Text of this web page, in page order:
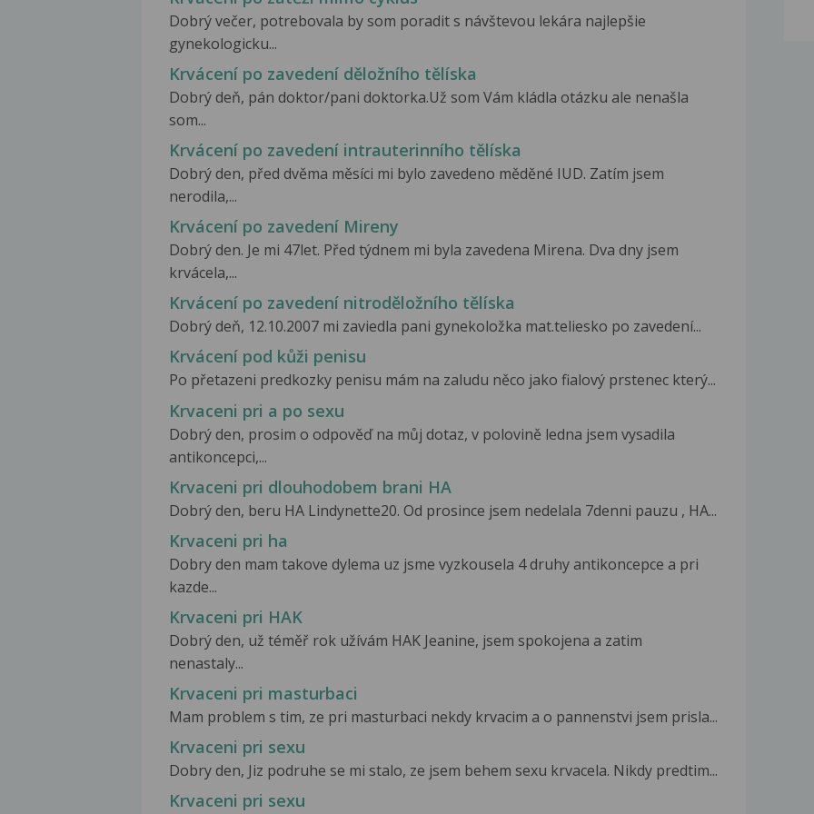
Dobrý večer, potrebovala by som poradit s návštevou lekára najlepšie
gynekologicku...
Krvácení po zavedení děložního tělíska
Dobrý deň, pán doktor/pani doktorka.Už som Vám kládla otázku ale nenašla
som...
Krvácení po zavedení intrauterinního tělíska
Dobrý den, před dvěma měsíci mi bylo zavedeno měděné IUD. Zatím jsem
nerodila,...
Krvácení po zavedení Mireny
Dobrý den. Je mi 47let. Před týdnem mi byla zavedena Mirena. Dva dny jsem
krvácela,...
Krvácení po zavedení nitroděložního tělíska
Dobrý deň, 12.10.2007 mi zaviedla pani gynekoložka mat.teliesko po zavedení...
Krvácení pod kůži penisu
Po přetazeni predkozky penisu mám na zaludu něco jako fialový prstenec který...
Krvaceni pri a po sexu
Dobrý den, prosim o odpověď na můj dotaz, v polovině ledna jsem vysadila
antikoncepci,...
Krvaceni pri dlouhodobem brani HA
Dobrý den, beru HA Lindynette20. Od prosince jsem nedelala 7denni pauzu , HA...
Krvaceni pri ha
Dobry den mam takove dylema uz jsme vyzkousela 4 druhy antikoncepce a pri
kazde...
Krvaceni pri HAK
Dobrý den, už téměř rok užívám HAK Jeanine, jsem spokojena a zatim
nenastaly...
Krvaceni pri masturbaci
Mam problem s tim, ze pri masturbaci nekdy krvacim a o pannenstvi jsem prisla...
Krvaceni pri sexu
Dobry den, Jiz podruhe se mi stalo, ze jsem behem sexu krvacela. Nikdy predtim...
Krvaceni pri sexu